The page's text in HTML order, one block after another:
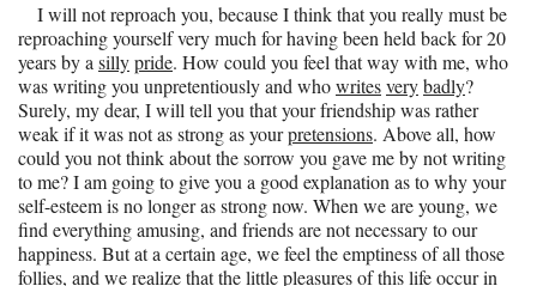
I will not reproach you, because I think that you really must be
reproaching yourself very much for having been held back for 20
years by asillypride. How could you feel that way with me, who
was writing you unpretentiously and whowritesverybadly?
Surely, my dear, I will tell you that your friendship was rather
weak if it was not as strong as yourpretensions. Above all, how
could you not think about the sorrow you gave me by not writing
to me? I am going to give you a good explanation as to why your
self-esteem is no longer as strong now. When we are young, we
find everything amusing, and friends are not necessary to our
happiness. But at a certain age, we feel the emptiness of all those
follies, and we realize that the little pleasures of this life occur in